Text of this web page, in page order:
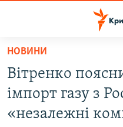
Перейти
основного
матеріалу
Перейти
до
ВОДА.КРИМ
ВІДЕО ТА ФОТО
НОВИНИ
Вітренко
імпорт газу з
«незалежні